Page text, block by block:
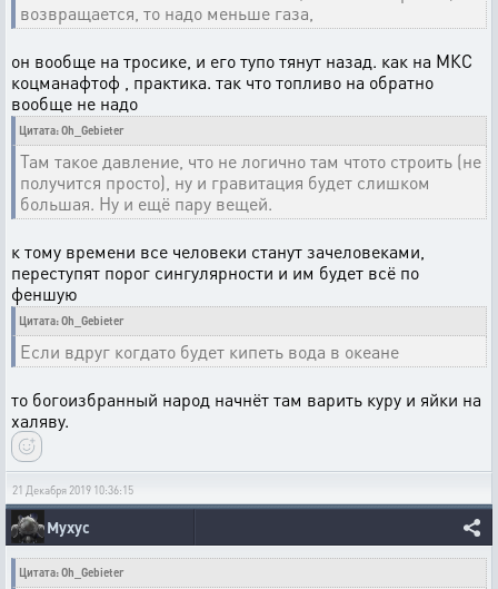
возвращается, то надо меньше газа,
он вообще на тросике, и его тупо тянут назад. как на МКС
коцманафтоф , практика. так что топливо на обратно
вообще не надо
Цитата: Oh_Gebieter
Там такое давление, что не логично там чтото строить (не
получится просто), ну и гравитация будет слишком
большая. Ну и ещё пару вещей.
к тому времени все человеки станут зачеловеками,
переступят порог сингулярности и им будет всё по
феншую
Цитата: Oh_Gebieter
Если вдруг когдато будет кипеть вода в океане
то богоизбранный народ начнёт там варить куру и яйки на
халяву.
21 Декабря 2019 10:36:15
Myxyc
Цитата: Oh_Gebieter